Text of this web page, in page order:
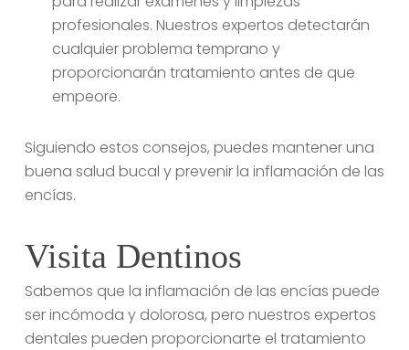
profesionales. Nuestros expertos detectarán
cualquier problema temprano y
proporcionarán tratamiento antes de que
empeore.
Siguiendo estos consejos, puedes mantener una
buena salud bucal y prevenir la inflamación de las
encías.
Visita Dentinos
Sabemos que la inflamación de las encías puede
ser incómoda y dolorosa, pero nuestros expertos
dentales pueden proporcionarte el tratamiento